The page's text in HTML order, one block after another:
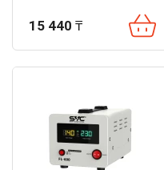
15 440 ₸